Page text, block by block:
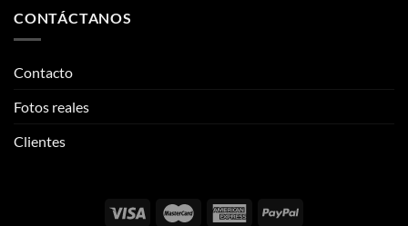
CONTÁCTANOS
Contacto
Fotos reales
Clientes